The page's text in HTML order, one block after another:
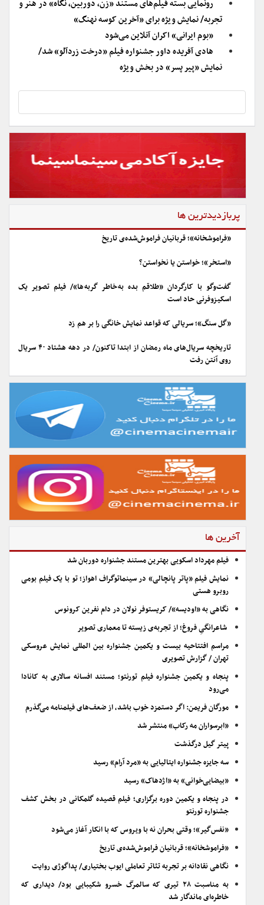
رونمایی بسته فیلم‌های مستند «زن، دوربین، نگاه» در هنر و
تجربه/ نمایش ویژه برای «آخرین کوسه نهنگ»
«بوم ایرانی» اکران آنلاین می‌شود
هادی آفریده داور جشنواره فیلم «درخت زردآلو» شد/
نمایش «پیر پسر» در بخش ویژه
پربازدیدترین ها
«فراموشخانه»؛ قربانیان فراموش‌شده‌ی تاریخ
«استخر»؛ خواستن یا نخواستن؟
گفت‌وگو با کارگردان «طلاقم بده به خاطر گربه ها»/ فیلم تصویر یک
اسکیزوفرنی حاد است
«گل سنگ»؛ سریالی که قواعد نمایش خانگی را بر هم زد
تاریخچه سریال‌های ماه رمضان از ابتدا تاکنون/ در دهه هشتاد ۴۰ سریال
روی آنتن رفت
آخرین ها
فیلم مهرداد اسکویی بهترین مستند جشنواره دوربان شد
نمایش فیلم «پاتر پانچالی» در سینماتوگراف اهواز؛ تو با یک فیلم بومی
روبرو هستی
نگاهی به «اودیسه»/ کریستوفر نولان در دام نفرین کرونوس
شاعرانگیِ فروغ؛ از تجربه‌ی زیسته تا معماری تصویر
مراسم افتتاحیه بیست و یکمین جشنواره بین المللی نمایش عروسکی
تهران / گزارش تصویری
پنجاه و یکمین جشنواره فیلم تورنتو؛ مستند افسانه سالاری به کانادا
می‌رود
مورگان فریمن: اگر دستمزد خوب باشد، از ضعف‌های فیلمنامه می‌گذرم
«ابرسواران مه رکاب» منتشر شد
پیتر گیل درگذشت
سه جایزه جشنواره ایتالیایی به «مرد آرام» رسید
«بیضایی‌خوانی» به «اژدهاک» رسید
در پنجاه و یکمین دوره برگزاری؛ فیلم قصیده گلمکانی در بخش کشف
جشنواره تورنتو
«نفس‌گیر»؛ وقتی بحران نه با ویروس که با انکار آغاز می‌شود
«فراموشخانه»؛ قربانیان فراموش‌شده‌ی تاریخ
نگاهی نقادانه بر تجربه تئاتر تعاملی ایوب بختیاری/ پداگوژی روایت
به مناسبت ۲۸ تیری که سالمرگ خسرو شکیبایی بود/ دیداری که
خاطره‌ای ماندگار شد